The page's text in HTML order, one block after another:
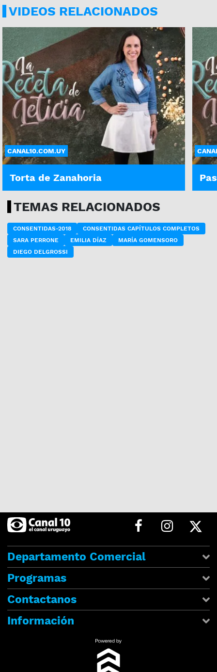
VIDEOS RELACIONADOS
CANAL10.COM.UY
Torta de Zanahoria
TEMAS RELACIONADOS
CONSENTIDAS-2018
CONSENTIDAS CAPÍTULOS COMPLETOS
SARA PERRONE
EMILIA DÍAZ
MARÍA GOMENSORO
DIEGO DELGROSSI
Departamento Comercial
Programas
Contactanos
Información